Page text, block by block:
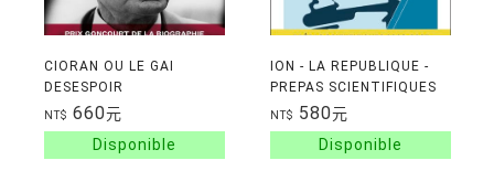
CIORAN OU LE GAI
DESESPOIR
NT$ 660元
ION - LA REPUBLIQUE -
PREPAS SCIENTIFIQUES
2026-2027
NT$ 580元